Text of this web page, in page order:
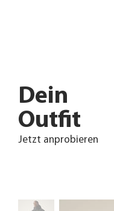
Dein
Outfit
Jetzt anprobieren